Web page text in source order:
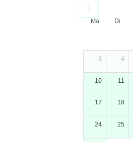
Ma Di
3 4
10 11
17 18
24 25